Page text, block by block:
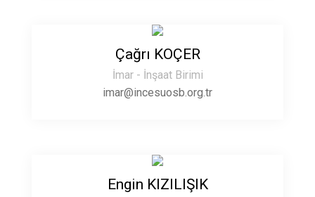
Çağrı KOÇER
İmar - İnşaat Birimi
imar@incesuosb.org.tr
Engin KIZILIŞIK